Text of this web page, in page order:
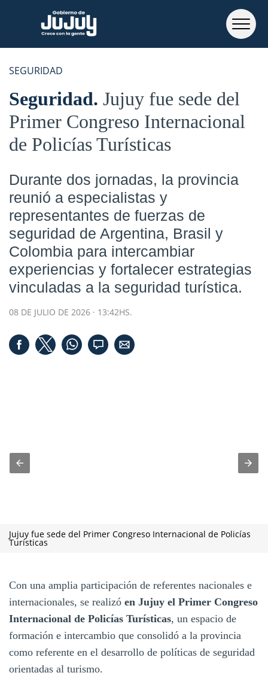
SEGURIDAD
Seguridad Jujuy fue sede del
Primer Congreso Internacional
de Policías Turísticas
Durante dos jornadas, la provincia
reunió a especialistas y
representantes de fuerzas de
seguridad de Argentina, Brasil y
Colombia para intercambiar
experiencias y fortalecer estrategias
vinculadas a la seguridad turística.
08 DE JULIO DE 2026 · 13:42HS.
Jujuy fue sede del Primer Congreso Internacional de Policías
Turísticas
Con una amplia participación de referentes nacionales e
internacionales, se realizó en Jujuy el Primer Congreso
Internacional de Policías Turísticas, un espacio de
formación e intercambio que consolidó a la provincia
como referente en el desarrollo de políticas de seguridad
orientadas al turismo.